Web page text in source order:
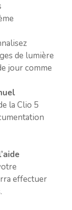
de lumière
jour comme
la Clio 5
effectuer